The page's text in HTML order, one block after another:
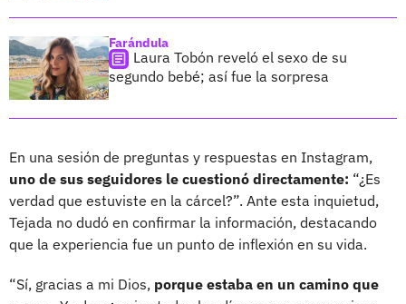
Farándula
Laura Tobón reveló el sexo de su
segundo bebé; así fue la sorpresa
En una sesión de preguntas y respuestas en Instagram,
uno de sus seguidores le cuestionó directamente: “¿Es
verdad que estuviste en la cárcel?”. Ante esta inquietud,
Tejada no dudó en confirmar la información, destacando
que la experiencia fue un punto de inflexión en su vida.
“Sí, gracias a mi Dios, porque estaba en un camino que